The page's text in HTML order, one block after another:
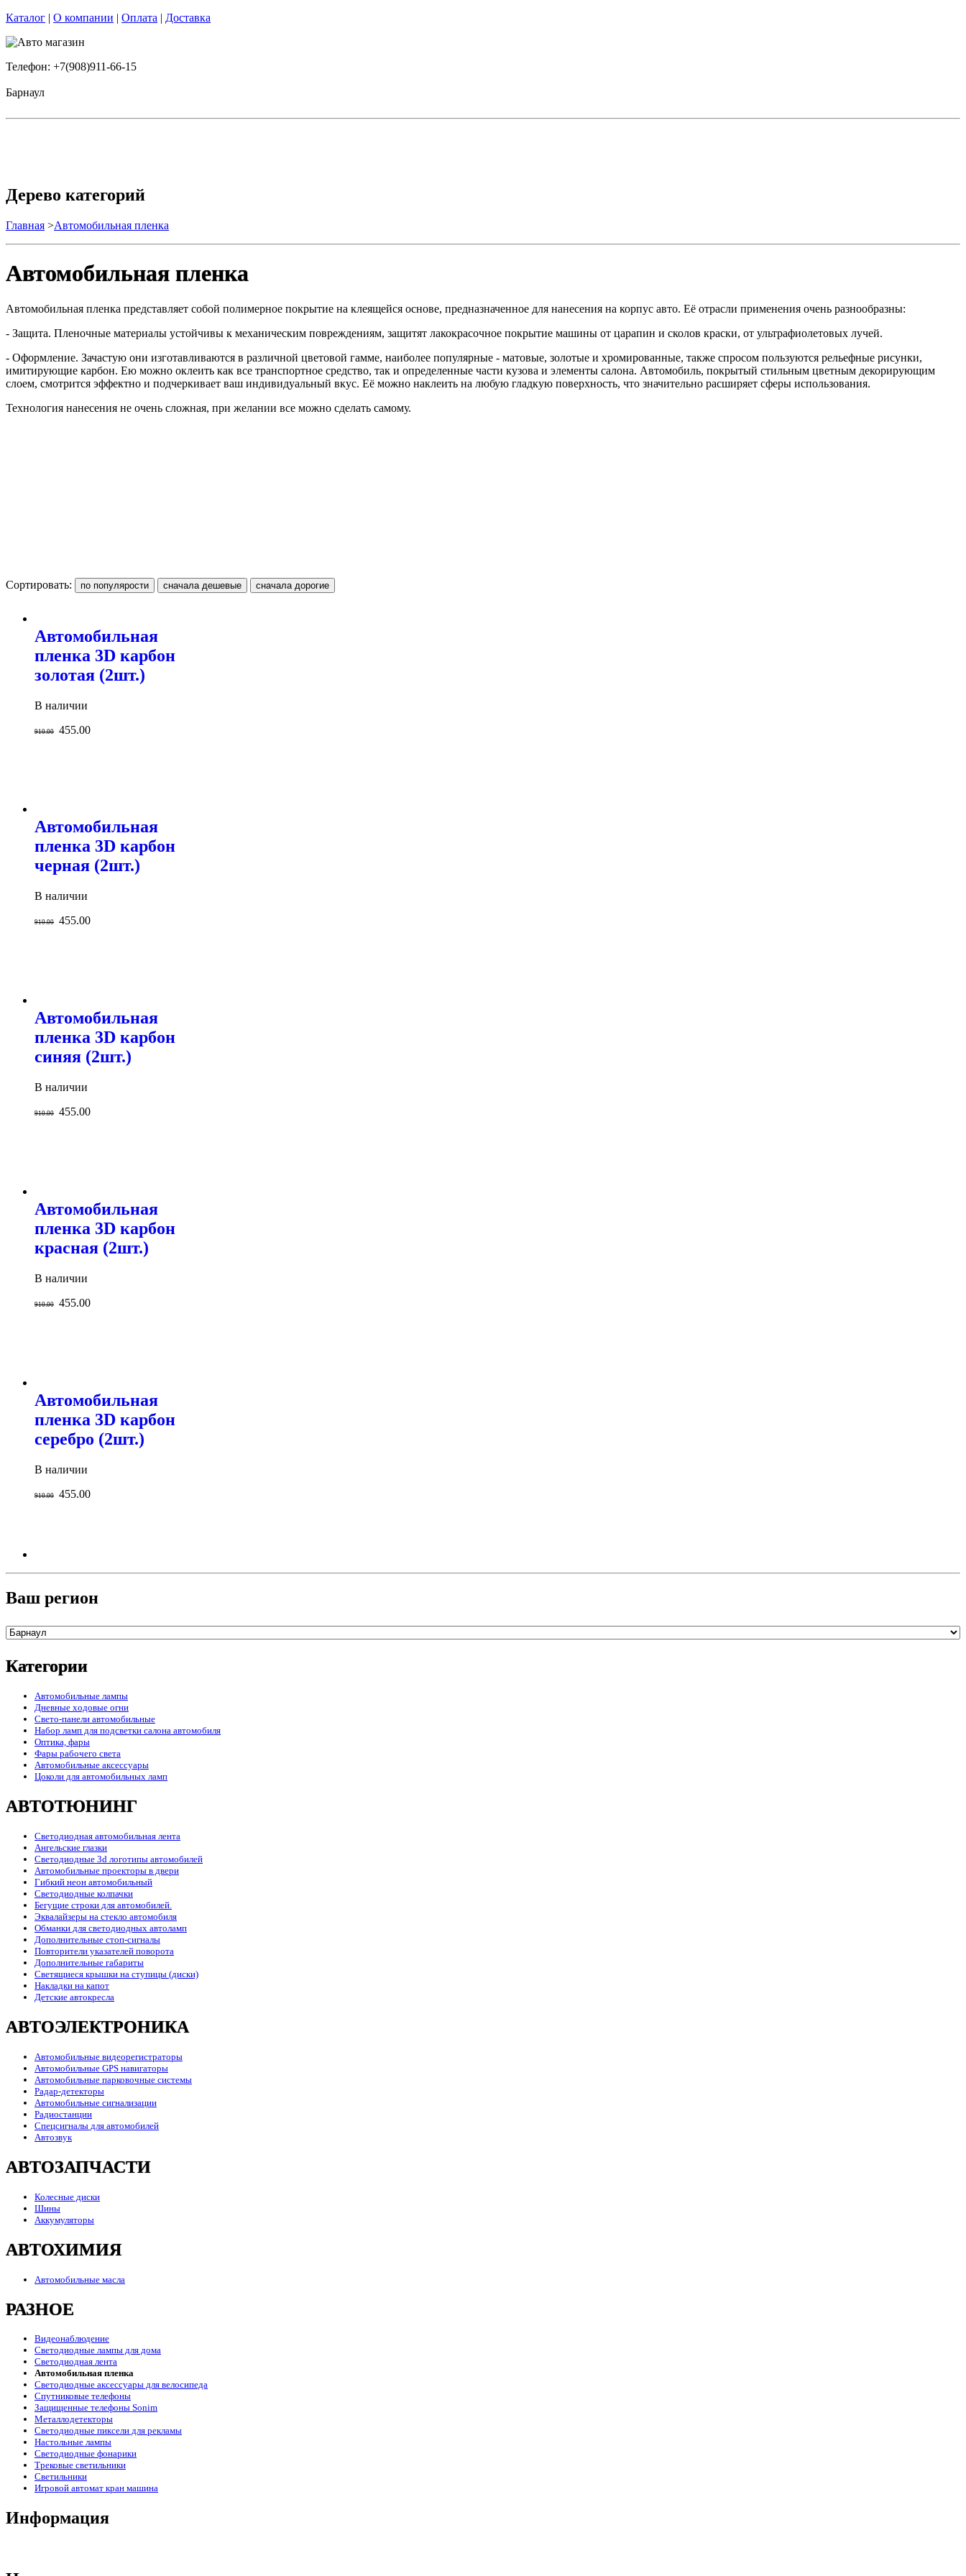
Каталог | О компании | Оплата | Доставка
Телефон: +7(908)911-66-15
Барнаул
Дерево категорий
Главная >Автомобильная пленка
Автомобильная пленка
Автомобильная пленка представляет собой полимерное покрытие на клеящейся основе, предназначенное для нанесения на корпус авто. Её отрасли применения очень разнообразны:
- Защита. Пленочные материалы устойчивы к механическим повреждениям, защитят лакокрасочное покрытие машины от царапин и сколов краски, от ультрафиолетовых лучей.
- Оформление. Зачастую они изготавливаются в различной цветовой гамме, наиболее популярные - матовые, золотые и хромированные, также спросом пользуются рельефные рисунки,
имитирующие карбон. Ею можно оклеить как все транспортное средство, так и определенные части кузова и элементы салона. Автомобиль, покрытый стильным цветным декорирующим
слоем, смотрится эффектно и подчеркивает ваш индивидуальный вкус. Её можно наклеить на любую гладкую поверхность, что значительно расширяет сферы использования.
Технология нанесения не очень сложная, при желании все можно сделать самому.
Сортировать:
Автомобильная
пленка 3D карбон
золотая (2шт.)
В наличии
910.00 455.00
Автомобильная
пленка 3D карбон
черная (2шт.)
В наличии
910.00 455.00
Автомобильная
пленка 3D карбон
синяя (2шт.)
В наличии
910.00 455.00
Автомобильная
пленка 3D карбон
красная (2шт.)
В наличии
910.00 455.00
Автомобильная
пленка 3D карбон
серебро (2шт.)
В наличии
910.00 455.00
Ваш регион
Категории
Автомобильные лампы
Дневные ходовые огни
Свето-панели автомобильные
Набор ламп для подсветки салона автомобиля
Оптика, фары
Фары рабочего света
Автомобильные аксессуары
Цоколи для автомобильных ламп
АВТОТЮНИНГ
Светодиодная автомобильная лента
Ангельские глазки
Светодиодные 3d логотипы автомобилей
Автомобильные проекторы в двери
Гибкий неон автомобильный
Светодиодные колпачки
Бегущие строки для автомобилей.
Эквалайзеры на стекло автомобиля
Обманки для светодиодных автоламп
Дополнительные стоп-сигналы
Повторители указателей поворота
Дополнительные габариты
Светящиеся крышки на ступицы (диски)
Накладки на капот
Детские автокресла
АВТОЭЛЕКТРОНИКА
Автомобильные видеорегистраторы
Автомобильные GPS навигаторы
Автомобильные парковочные системы
Радар-детекторы
Автомобильные сигнализации
Радиостанции
Спецсигналы для автомобилей
Автозвук
АВТОЗАПЧАСТИ
Колесные диски
Шины
Аккумуляторы
АВТОХИМИЯ
Автомобильные масла
РАЗНОЕ
Видеонаблюдение
Светодиодные лампы для дома
Светодиодная лента
Автомобильная пленка
Светодиодные аксессуары для велосипеда
Спутниковые телефоны
Защищенные телефоны Sonim
Металлодетекторы
Светодиодные пиксели для рекламы
Настольные лампы
Светодиодные фонарики
Трековые светильники
Светильники
Игровой автомат кран машина
Информация